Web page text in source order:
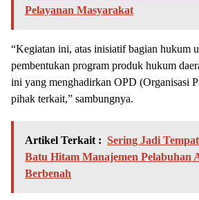
Pelayanan Masyarakat
“Kegiatan ini, atas inisiatif bagian hukum
pembentukan program produk hukum
ini yang menghadirkan OPD (Organisasi
pihak terkait,” sambungnya.
Artikel Terkait : Sering Jadi
Batu Hitam Manajemen Pelabuhan
Berbenah